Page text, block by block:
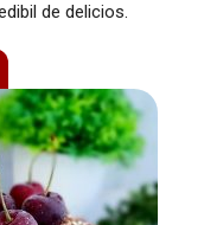
de delicios.